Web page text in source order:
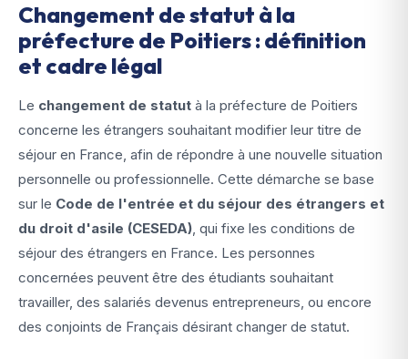
Changement de statut à la
préfecture de Poitiers : définition
et cadre légal
Le changement de statut à la préfecture de Poitiers
concerne les étrangers souhaitant modifier leur titre de
séjour en France, afin de répondre à une nouvelle situation
personnelle ou professionnelle. Cette démarche se base
sur le Code de l'entrée et du séjour des étrangers et
du droit d'asile (CESEDA), qui fixe les conditions de
séjour des étrangers en France. Les personnes
concernées peuvent être des étudiants souhaitant
travailler, des salariés devenus entrepreneurs, ou encore
des conjoints de Français désirant changer de statut.